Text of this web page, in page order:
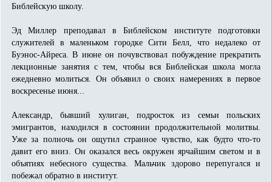
Библейскую школу.
Эд Миллер преподавал в Библейском институте подготовки
служителей в маленьком городке Сити Белл, что недалеко от
Буэнос-Айреса. В июне он почувствовал побуждение прекратить
лекционные занятия с тем, чтобы вся Библейская школа могла
ежедневно молиться. Он объявил о своих намерениях в первое
воскресенье июня...
Александр, бывший хулиган, подросток из семьи польских
эмигрантов, находился в состоянии продолжительной молитвы.
Уже за полночь он ощутил странное чувство, как будто что-то
давит его вниз. Он оказался весь окружен ярчайшим светом и в
объятиях небесного существа. Мальчик здорово перепугался и
побежал обратно в институт.